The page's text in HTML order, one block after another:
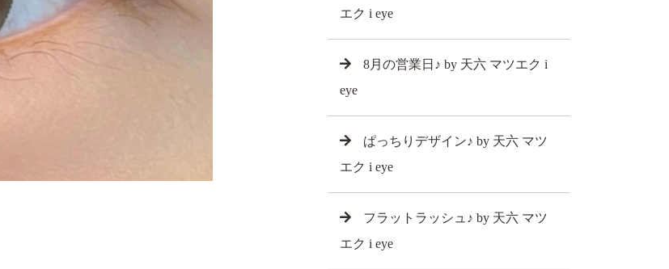
エク i eye
8月の営業日♪ by 天六 マツエク i
eye
ぱっちりデザイン♪ by 天六 マツ
エク i eye
フラットラッシュ♪ by 天六 マツ
エク i eye